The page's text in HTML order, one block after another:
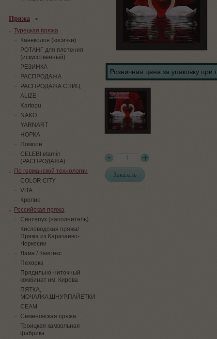
Розничная цена за упаковку при
-
Заказать
Пряжа
Турецкая пряжа
Канеколон (косички)
РОТАНГ для плетения
(искусственный)
PЕЗИНКА
РАСПРОДАЖА
РАСПРОДАЖА СПИЦ
ALIZE
Kartopu
NAKO
YARNART
НОРКА
Помпон
СELEBI etamin
(РАСПРОДАЖА)
По германской технологии
COLOR CITY
VITA
Кролик
Российская пряжа
Синтепух (наполнитель)
Кисловодская пряжа/
Пряжа из Карачаево-
Черкесии
Лама / Камтекс
Пехорка
Прядильно-ниточный
комбинат им. Кирова
ПЯТКА,
МОЧАЛКА,ШНУР,ПАЙЕТКИ
СЕАМ
Семеновская пряжа
Троицкая камвольная
фабрика